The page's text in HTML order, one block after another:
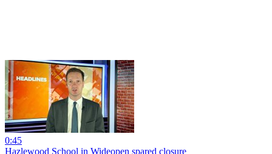
0:45
Hazlewood School in Wideopen spared closure